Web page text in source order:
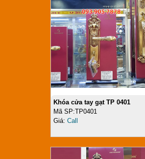
Khóa cửa tay gạt TP 0401
Mã SP:TP0401
Giá: Call